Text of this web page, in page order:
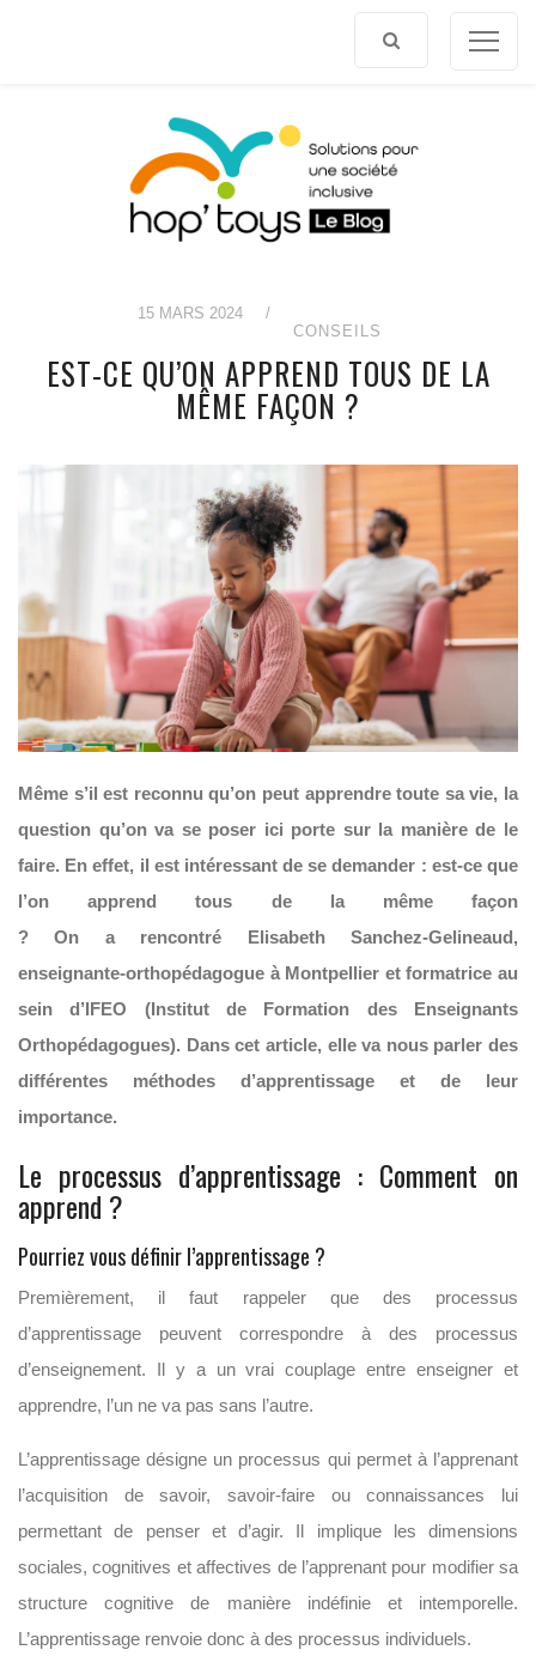
15 MARS 2024
/
CONSEILS
EST-CE QU’ON APPREND TOUS DE LA
MÊME FAÇON ?
Même s’il est reconnu qu’on peut apprendre toute sa vie, la
question qu’on va se poser ici porte sur la manière de le
faire. En effet, il est intéressant de se demander : est-ce que
l’on apprend tous de la même façon
? On a rencontré Elisabeth Sanchez-Gelineaud,
enseignante-orthopédagogue à Montpellier et formatrice au
sein d’IFEO
(Institut de Formation des Enseignants
Orthopédagogues). Dans cet article, elle va nous parler des
différentes méthodes d’apprentissage et de leur
importance.
Le processus d’apprentissage : Comment on
apprend ?
Pourriez vous définir l’apprentissage ?
Premièrement, il faut rappeler que des processus
d’apprentissage peuvent correspondre à des processus
d’enseignement. Il y a un vrai couplage entre enseigner et
apprendre, l’un ne va pas sans l’autre.
L’apprentissage désigne un processus qui permet à l’apprenant
l’acquisition de savoir, savoir-faire ou connaissances lui
permettant de penser et d’agir. Il implique les dimensions
sociales, cognitives et affectives de l’apprenant pour modifier sa
structure cognitive de manière indéfinie et intemporelle.
L’apprentissage renvoie donc à des processus individuels.